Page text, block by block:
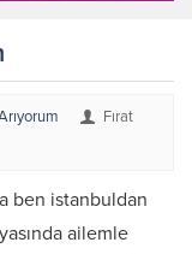
Fırat
ben istanbuldan
ailemle